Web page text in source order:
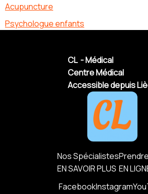
Acupuncture
Psychologue enfants
CL - Médical
Centre Médical
Accessible depuis
Nos Spécialistes
EN SAVOIR PLUS EN
FacebookInstagram